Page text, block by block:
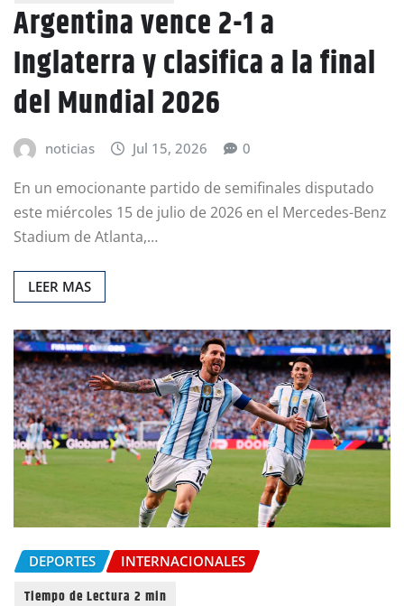
Argentina vence 2-1 a
Inglaterra y clasifica a la final
del Mundial 2026
noticias Jul 15, 2026 0
En un emocionante partido de semifinales disputado
este miércoles 15 de julio de 2026 en el Mercedes-Benz
Stadium de Atlanta,…
LEER MAS
DEPORTES INTERNACIONALES